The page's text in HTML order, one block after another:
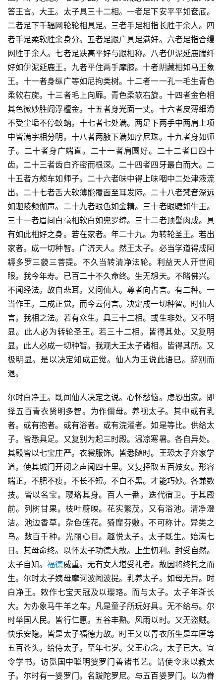
答王言。大王。太子具三十二相。一者足下安平平如奁底。
二者足下千辐网轮轮相具足。三者手足相指长胜于余人。四
者手足柔软胜余身分。五者足跟广具足满好。六者足指合缦
网胜于余人。七者足趺高平好与跟相称。八者伊泥延鹿腨纤
好如伊泥延鹿王。九者平住两手摩膝。十者阴藏相如马王象
王。十一者身纵广等如尼拘类树。十二者一一孔一毛生青色
柔软右旋。十三者毛上向靡。青色柔软右旋。十四者金色相
其色微妙胜阎浮檀金。十五者身光面一丈。十六者皮薄细滑
不受尘垢不停蚊蚋。十七者七处满。两足下两手中两肩上项
中皆满字相分明。十八者两腋下满如摩尼珠。十九者身如师
子。二十者身广端直。二十一者肩圆好。二十二者口四十
齿。二十三者齿白齐密而根深。二十四者四牙最白而大。二
十五者方颊车如师子。二十六者味中得上味咽中二处津液流
出。二十七者舌大软薄能覆面至耳发际。二十八者梵音深远
如迦陵频伽声。二十九者眼色如金精。三十者眼睫如牛王。
三十一者眉间白毫相软白如兜罗绵。三十二者顶髻肉成。具
有如此相好之身。若在家者。年二十九。为转轮圣王。若出
家者。成一切种智。广济天人。然王太子。必当学道得成阿
耨多罗三藐三菩提。不久当转清净法轮。利益天人开世间
眼。我今年寿。已百二十不久命终。生无想天。不睹佛兴。
不闻经法。故自悲耳。又问仙人。尊者向占言。有二种。一
当作王。二成正觉。而今云何言。决定成一切种智。时仙人
言。我相之法。若有众生。具三十二相。或生非处。又不明
显。此人必为转轮圣王。若三十二相。皆得其处。又复明
显。此人必成一切种智。我观大王太子诸相。皆得其所。又
极明显。是以决定知成正觉。仙人为王说此语已。辞别而
退。
尔时白净王。既闻仙人决定之说。心怀愁恼。虑恐出家。即
择五百青衣贤明多智。为作儞母。养视太子。其中或有乳
者。或有抱者。或有浴者。或有浣濯者。如是等比。供给太
子。皆悉具足。又复别为起三时殿。温凉寒暑。各自异处。
其殿皆以七宝庄严。衣裳服饰。皆悉随时。王恐太子弃家学
道。使其城门开闭之声闻四十里。又复择取五百妓女。形容
端正。不肥不瘦。不长不短。不白不黑。才能巧妙。各兼数
技。皆以名宝。璎珞其身。百人一番。迭代宿卫。于其殿
前。列树甘果。枝叶蔚映。花实繁茂。又有浴池。清净澄
洁。池边香草。杂色莲花。猗靡芬敷。不可称计。异类之
鸟。数百千种。光丽心目。趣悦太子。太子既生。始满七
日。其母命终。以怀太子功德大故。上生忉利。封受自然。
太子自知。福德威重。无有女人堪受礼者。故因将终托之而
生。尔时太子姨母摩诃波阇波提。乳养太子。如母无异。时
白净王。敕作七宝天冠及以璎珞。而与太子。太子年渐长
大。为办象马牛羊之车。凡是童子所玩好具。无不给与。尔
时举国人民。皆行仁惠。五谷丰熟。风雨以时。又无盗贼。
快乐安隐。皆是太子福德力故。时王又以青衣所生是车匿等
五百苍头。给侍太子。至年七岁。父王心念。太子已大。宜
令学书。访觅国中聪明婆罗门善诸书艺。请使令来以教太
子。尔时有一婆罗门。名跋陀罗尼。与五百婆罗门。以为眷